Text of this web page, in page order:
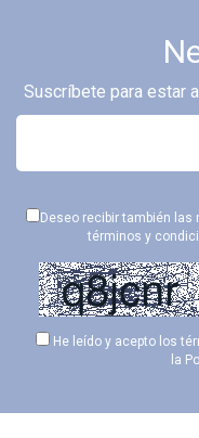
Suscríbete para estar
Deseo recibir también las
términos y
He leído y acepto los
la